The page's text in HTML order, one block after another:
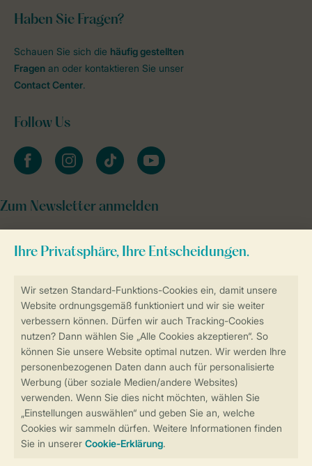
Sicherstellung Deiner Privatsphäre
Sicher und schnell zur Online-Buchung
Sichere Datenübertragung
Sicheres Bezahlen
Haben Sie Fragen?
Schauen Sie sich die häufig gestellten
Fragen an oder kontaktieren Sie unser
Contact Center.
Follow Us
facebookinstagramtiktok youtube
Zum Newsletter anmelden